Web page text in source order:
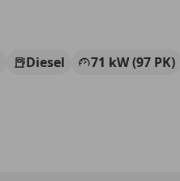
Diesel
71 kW (97 PK)